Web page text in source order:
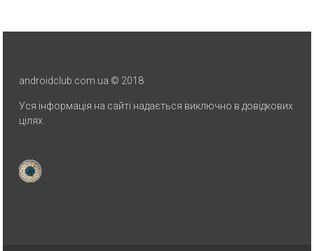
androidclub.com.ua © 2018
Уся інформація на сайті надається виключно в довідкових
цілях.